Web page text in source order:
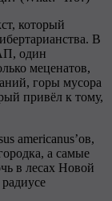
который
В
один
меценатов,
горы мусора
привёл к тому,
americanus’ов,
а самые
в лесах Новой